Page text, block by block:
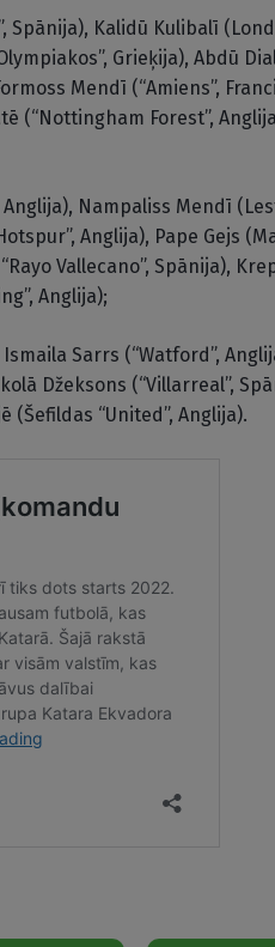
Spānija), Kalidū Kulibalī
Grieķija), Abdū
Mendī (“Amiens”,
(“Nottingham Forest”,
Nampaliss Mendī
Anglija), Pape Gejs
Vallecano”, Spānija),
Anglija);
Sarrs (“Watford”,
Džeksons (“Villarreal”,
(Šefīldas “United”, Anglija).